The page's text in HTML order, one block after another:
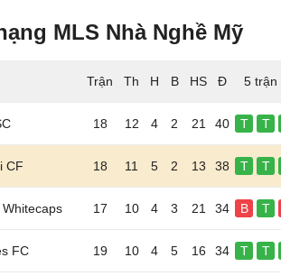
MLS Nhà Nghề Mỹ
5 trận
18 12 4 2 21 40 T T
CF 18 11 5 2 13 38 T T
17 10 4 3 21 34 B T
FC 19 10 4 5 16 34 T T